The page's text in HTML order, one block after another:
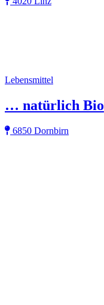
Lebensmittel
… natürlich Bio
6850 Dornbirn